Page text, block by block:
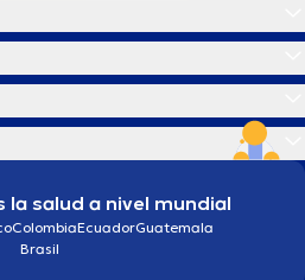
la salud a nivel mundial
ColombiaEcuadorGuatemala
Brasil